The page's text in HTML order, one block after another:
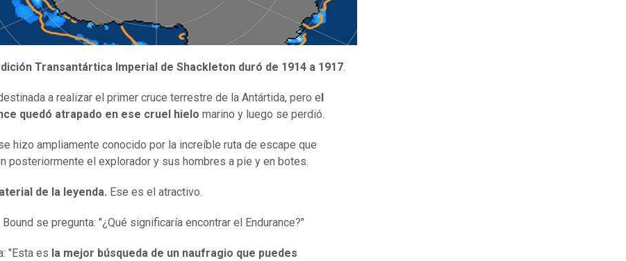
Transantártica Imperial de Shackleton duró de 1914 a 1917.
a realizar el primer cruce terrestre de la Antártida, pero e
quedó atrapado en ese cruel hielo marino y luego se perdió.
hizo ampliamente conocido por la increíble ruta de escape que
posteriormente el explorador y sus hombres a pie y en botes.
de la leyenda. Ese es el atractivo.
Bound se pregunta: "¿Qué significaría encontrar el Endurance?"
"Esta es la mejor búsqueda de un naufragio que puedes